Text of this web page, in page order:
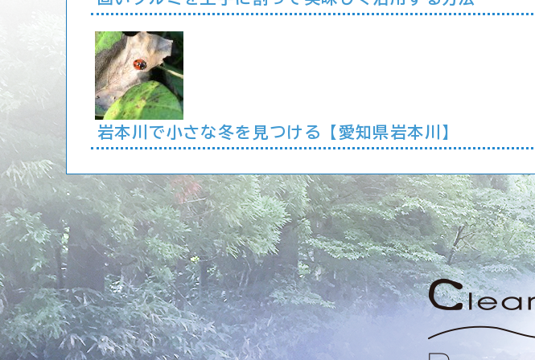
岩本川で小さな冬を見つける【愛知県岩本川】